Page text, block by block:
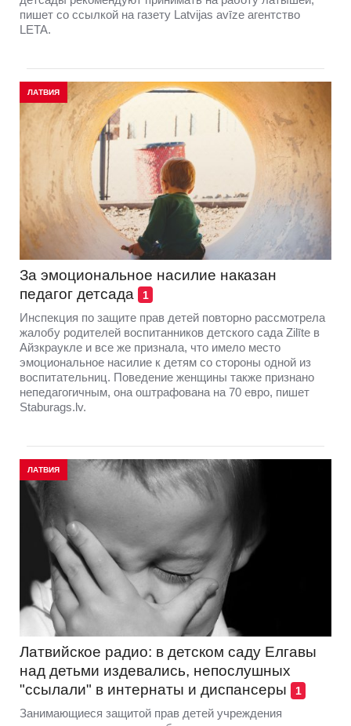
пишет со ссылкой на газету Latvijas avīze агентство
LETA.
ЛАТВИЯ
За эмоциональное насилие наказан
педагог детсада
1
Инспекция по защите прав детей повторно рассмотрела
жалобу родителей воспитанников детского сада Zilīte в
Айзкраукле и все же признала, что имело место
эмоциональное насилие к детям со стороны одной из
воспитательниц. Поведение женщины также признано
непедагогичным, она оштрафована на 70 евро, пишет
Staburags.lv.
ЛАТВИЯ
Латвийское радио: в детском саду Елгавы
над детьми издевались, непослушных
"ссылали" в интернаты и диспансеры
1
Занимающиеся защитой прав детей учреждения